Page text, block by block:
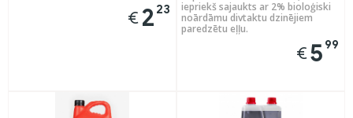
€2 23
iepriekš sajaukts ar 2% bioloģiski
noārdāmu divtaktu dzinējiem
paredzētu eļļu.
€5 99